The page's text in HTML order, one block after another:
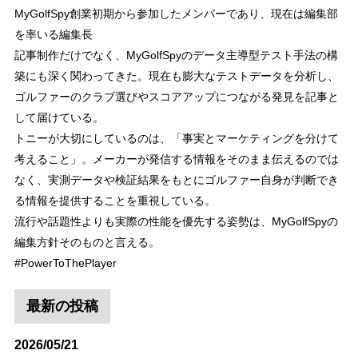
MyGolfSpy創業初期から参加したメンバーであり、現在は編集部
を率いる編集長
記事制作だけでなく、MyGolfSpyのデータ主導型テスト手法の構
築にも深く関わってきた。現在も膨大なテストデータを分析し、
ゴルファーのクラブ選びやスコアアップにつながる発見を記事と
して届けている。
トニーが大切にしているのは、「事実とマーケティングを分けて
考えること」。メーカーが発信する情報をそのまま伝えるのでは
なく、実測データや検証結果をもとにゴルファー自身が判断でき
る情報を提供することを重視している。
流行や話題性よりも実際の性能を優先する姿勢は、MyGolfSpyの
編集方針そのものと言える。
#PowerToThePlayer
最新の投稿
2026/05/21